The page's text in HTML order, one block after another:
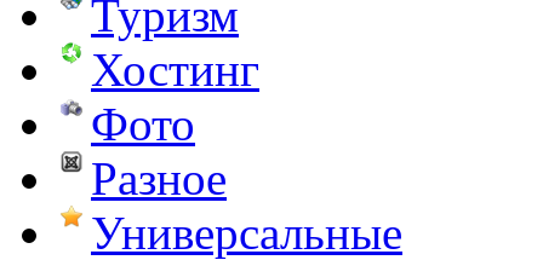
Туризм
Хостинг
Фото
Разное
Универсальные